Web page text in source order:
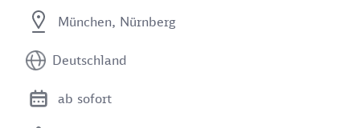
München, Nürnberg
Deutschland
ab sofort